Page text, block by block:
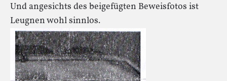
Und angesichts des beigefügten Beweisfotos ist
Leugnen wohl sinnlos.